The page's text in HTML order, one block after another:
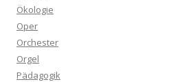
Ökologie
Oper
Orchester
Orgel
Pädagogik